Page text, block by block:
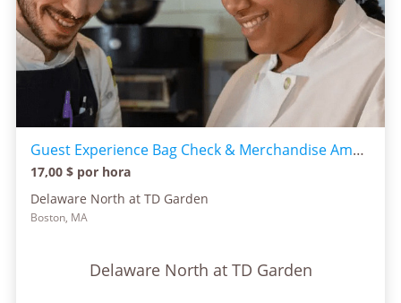
Guest Experience Bag Check & Merchandise Ambassador
17,00 $ por hora
Delaware North at TD Garden
Boston, MA
Delaware North at TD Garden